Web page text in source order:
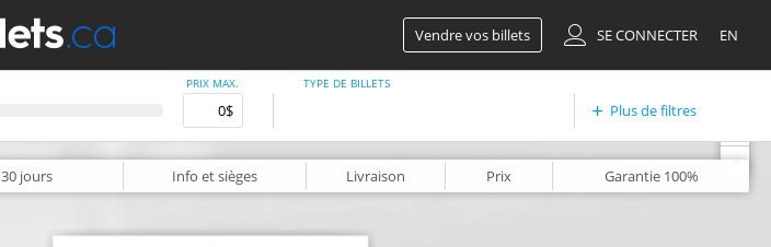
Vendre vos billets SE CONNECTER EN
PRIX MAX. TYPE DE BILLETS
Plus de filtres
30 jours Info et sièges Livraison Prix Garantie 100%
-